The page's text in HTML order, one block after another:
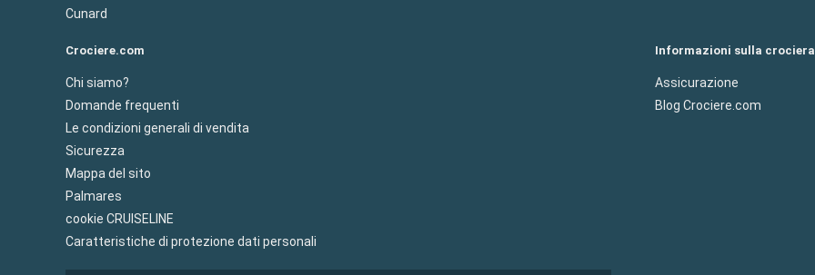
Cunard
Crociere.com
Chi siamo?
Domande frequenti
Le condizioni generali di vendita
Sicurezza
Mappa del sito
Palmares
cookie CRUISELINE
Caratteristiche di protezione dati personali
Informazioni sulla crociera
Assicurazione
Blog Crociere.com